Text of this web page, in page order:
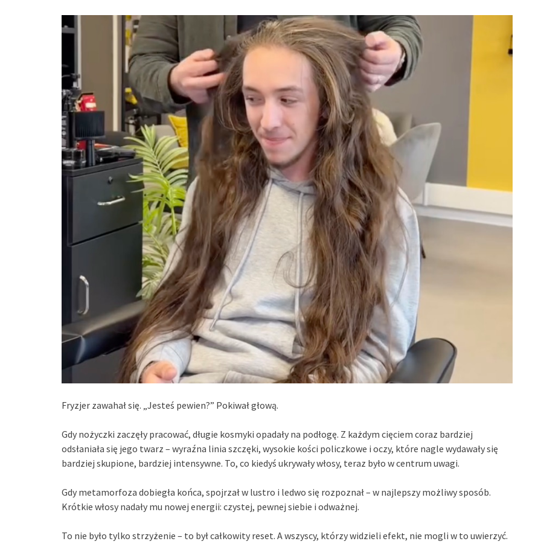
Fryzjer zawahał się. „Jesteś pewien?” Pokiwał głową.
Gdy nożyczki zaczęły pracować, długie kosmyki opadały na podłogę. Z każdym cięciem coraz bardziej
odsłaniała się jego twarz – wyraźna linia szczęki, wysokie kości policzkowe i oczy, które nagle wydawały się
bardziej skupione, bardziej intensywne. To, co kiedyś ukrywały włosy, teraz było w centrum uwagi.
Gdy metamorfoza dobiegła końca, spojrzał w lustro i ledwo się rozpoznał – w najlepszy możliwy sposób.
Krótkie włosy nadały mu nowej energii: czystej, pewnej siebie i odważnej.
To nie było tylko strzyżenie – to był całkowity reset. A wszyscy, którzy widzieli efekt, nie mogli w to uwierzyć.